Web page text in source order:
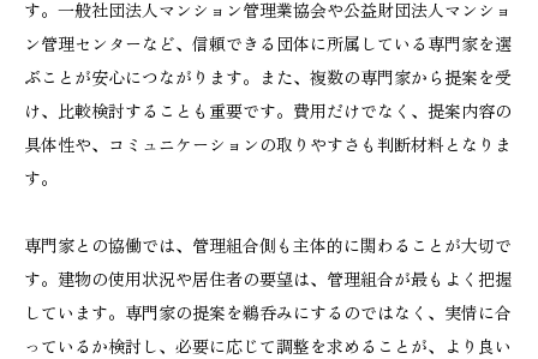
す。一般社団法人マンション管理業協会や公益財団法人マンショ
ン管理センターなど、信頼できる団体に所属している専門家を選
ぶことが安心につながります。また、複数の専門家から提案を受
け、比較検討することも重要です。費用だけでなく、提案内容の
具体性や、コミュニケーションの取りやすさも判断材料となりま
す。
専門家との協働では、管理組合側も主体的に関わることが大切で
す。建物の使用状況や居住者の要望は、管理組合が最もよく把握
しています。専門家の提案を鵜呑みにするのではなく、実情に合
っているか検討し、必要に応じて調整を求めることが、より良い